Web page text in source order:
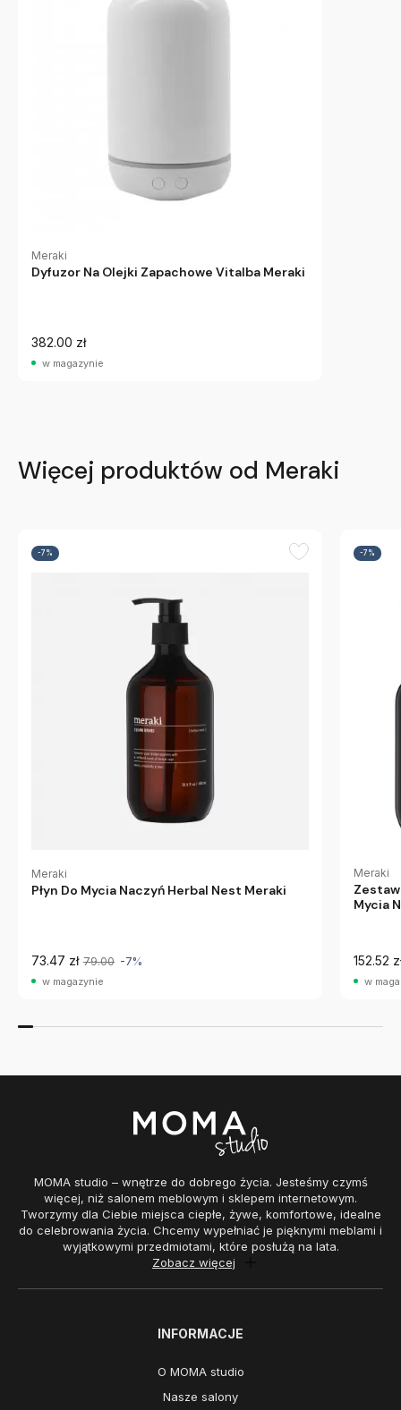
Meraki
Dyfuzor Na Olejki Zapachowe Vitalba Meraki
382.00 zł
w magazynie
Więcej produktów od Meraki
-7%
Meraki
Płyn Do Mycia Naczyń Herbal Nest Meraki
73.47 zł 79.00 -7%
w magazynie
-7%
Meraki
Zestaw
Mycia
152.52
w
MOMA studio – wnętrze do dobrego życia. Jesteśmy czymś
więcej, niż salonem meblowym i sklepem internetowym.
Tworzymy dla Ciebie miejsca ciepłe, żywe, komfortowe, idealne
do celebrowania życia. Chcemy wypełniać je pięknymi meblami i
wyjątkowymi przedmiotami, które posłużą na lata.
Zobacz więcej
INFORMACJE
O MOMA studio
Nasze salony